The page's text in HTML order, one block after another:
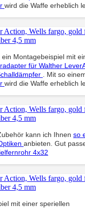
wird die Waffe erheblich
ein Montagebeispiel mit
für Walther
. Mit so
wird die Waffe erheblich
kann ich Ihnen so
anbieten. Gut
4x32
mit einer speriellen